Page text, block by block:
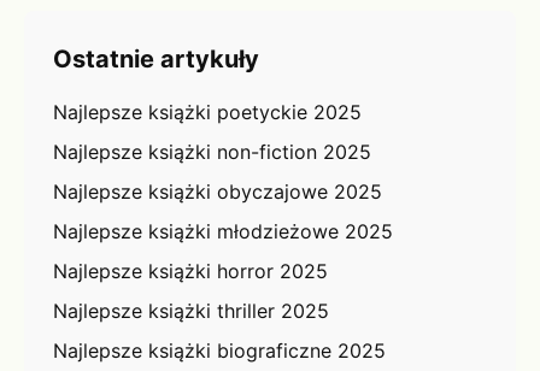
Ostatnie artykuły
Najlepsze książki poetyckie 2025
Najlepsze książki non-fiction 2025
Najlepsze książki obyczajowe 2025
Najlepsze książki młodzieżowe 2025
Najlepsze książki horror 2025
Najlepsze książki thriller 2025
Najlepsze książki biograficzne 2025